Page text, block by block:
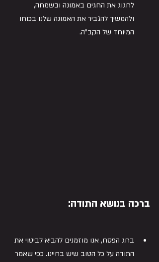
לחגוג את החגים באמונה ובשמחה,
ולהמשיך להגביר את האמונה שלנו בכוחו
המיוחד של הקב"ה.
ברכה בנושא התודה:
בחג הפסח, אנו מוזמנים להביא לביטוי את
התודה על כל הטוב שיש בחיינו. כפי שאמר